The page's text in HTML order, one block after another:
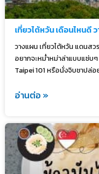
เที่ยวไต้หวัน เดือนไหนดี
วางแผน เที่ยวไต้หวัน แดนส
อยากจะหม่ำหม่าล่าแบบแซ่
Taipei 101 หรือนั่งจิบชาปล่
อ่านต่อ »